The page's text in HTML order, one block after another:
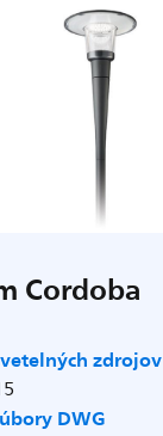
Cordoba
zdrojov
DWG